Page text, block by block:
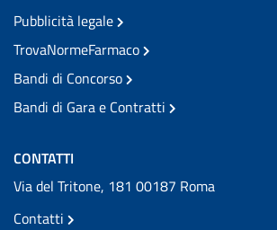
Pubblicità legale
TrovaNormeFarmaco
Bandi di Concorso
Bandi di Gara e Contratti
CONTATTI
Via del Tritone, 181 00187 Roma
Contatti